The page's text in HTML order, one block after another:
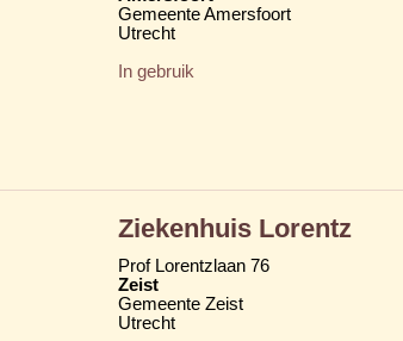
Gemeente Amersfoort
Utrecht
In gebruik
Ziekenhuis Lorentz
Prof Lorentzlaan 76
Zeist
Gemeente Zeist
Utrecht